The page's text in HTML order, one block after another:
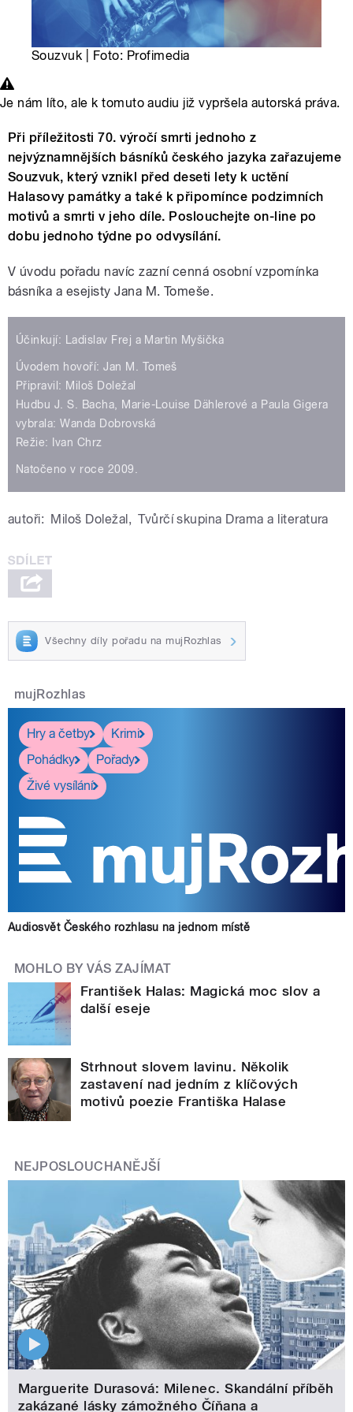
Souzvuk | Foto: Profimedia
Je nám líto, ale k tomuto audiu již vypršela autorská práva.
Při příležitosti 70. výročí smrti jednoho z
nejvýznamnějších básníků českého jazyka zařazujeme
Souzvuk, který vznikl před deseti lety k uctění
Halasovy památky a také k připomínce podzimních
motivů a smrti v jeho díle. Poslouchejte on-line po
dobu jednoho týdne po odvysílání.
V úvodu pořadu navíc zazní cenná osobní vzpomínka
básníka a esejisty Jana M. Tomeše.
Účinkují: Ladislav Frej a Martin Myšička
Úvodem hovoří: Jan M. Tomeš
Připravil: Miloš Doležal
Hudbu J. S. Bacha, Marie-Louise Dählerové a Paula Gigera
vybrala: Wanda Dobrovská
Režie: Ivan Chrz
Natočeno v roce 2009.
autoři: Miloš Doležal, Tvůrčí skupina Drama a literatura
Všechny díly pořadu na mujRozhlas
mujRozhlas
Hry a četby
Krimi
Pohádky
Pořady
Živé vysílání
Audiosvět Českého rozhlasu na jednom místě
MOHLO BY VÁS ZAJÍMAT
František Halas: Magická moc slov a
další eseje
Strhnout slovem lavinu. Několik
zastavení nad jedním z klíčových
motivů poezie Františka Halase
NEJPOSLOUCHANĚJŠÍ
Marguerite Durasová: Milenec. Skandální příběh
zakázané lásky zámožného Číňana a